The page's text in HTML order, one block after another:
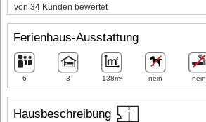
Hausbeschreibung
von 34 Kunden bewertet
Ferienhaus-Ausstattung
6 3 138m² nein nein